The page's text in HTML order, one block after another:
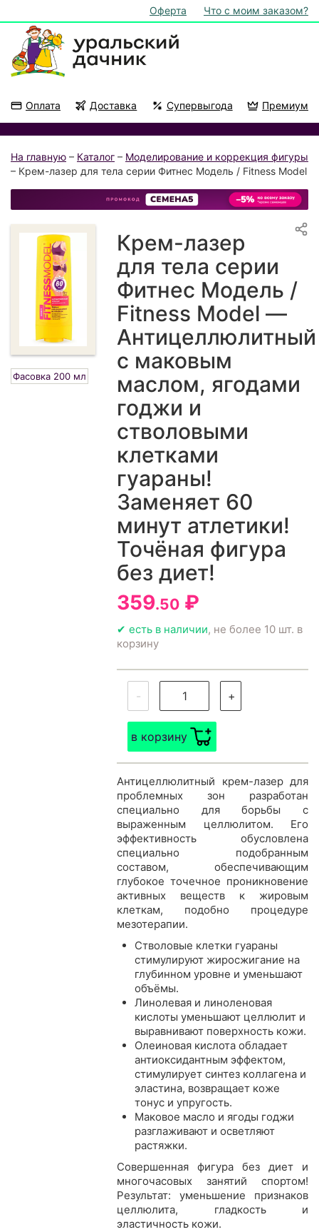
Оферта Что с моим заказом?
Оплата Доставка Супервыгода Премиум
На главную – Каталог – Моделирование и коррекция фигуры
– Крем-лазер для тела серии Фитнес Модель / Fitness Model
Фасовка 200 мл
Крем-лазер
для тела серии
Фитнес Модель /
Fitness Model —
Антицеллюлитный
с маковым
маслом, ягодами
годжи и
стволовыми
клетками
гуараны!
Заменяет 60
минут атлетики!
Точёная фигура
без диет!
359.50 ₽
✔ есть в наличии, не более 10 шт. в
корзину
- +
в корзину
Антицеллюлитный крем-лазер для
проблемных зон разработан
специально для борьбы с
выраженным целлюлитом. Его
эффективность обусловлена
специально подобранным
составом, обеспечивающим
глубокое точечное проникновение
активных веществ к жировым
клеткам, подобно процедуре
мезотерапии.
Стволовые клетки гуараны
стимулируют жиросжигание на
глубинном уровне и уменьшают
объёмы.
Линолевая и линоленовая
кислоты уменьшают целлюлит и
выравнивают поверхность кожи.
Олеиновая кислота обладает
антиоксидантным эффектом,
стимулирует синтез коллагена и
эластина, возвращает коже
тонус и упругость.
Маковое масло и ягоды годжи
разглаживают и осветляют
растяжки.
Совершенная фигура без диет и
многочасовых занятий спортом!
Результат: уменьшение признаков
целлюлита, гладкость и
эластичность кожи.